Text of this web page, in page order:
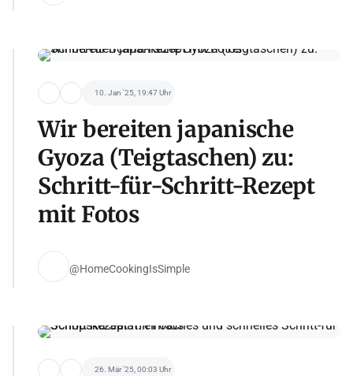
10. Jan '25, 19:47 Uhr
Wir bereiten japanische
Gyoza (Teigtaschen) zu:
Schritt-für-Schritt-Rezept
mit Fotos
@HomeCookingIsSimple
26. Mär '25, 00:03 Uhr